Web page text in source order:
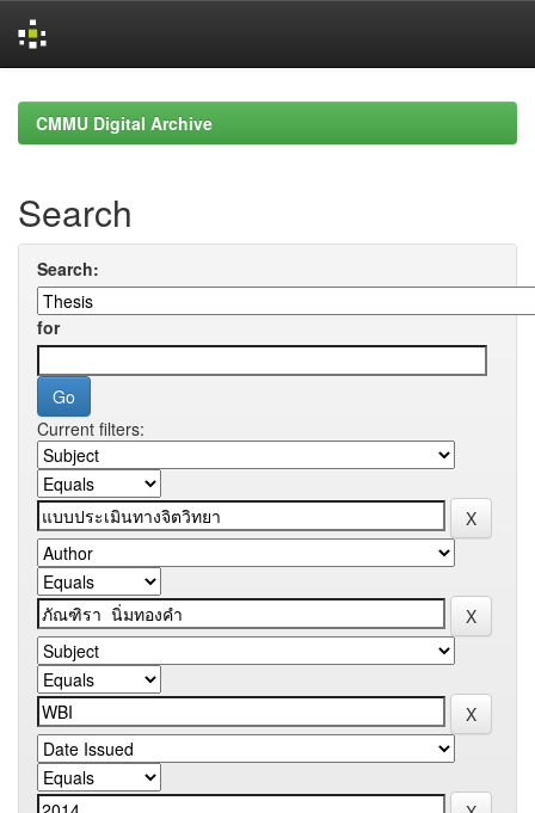
navigationCMMU Digital Archive
Search
Search:
for
Current filters: